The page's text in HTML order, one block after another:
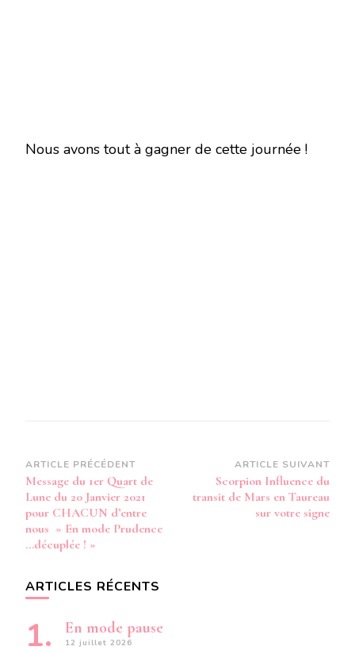
Nous avons tout à gagner de cette journée !
Navigation
d’article
ARTICLE PRÉCÉDENT
Message du 1er Quart de
Lune du 20 Janvier 2021
pour CHACUN d’entre
nous » En mode Prudence
…décuplée ! »
ARTICLE SUIVANT
Scorpion Influence du
transit de Mars en Taureau
sur votre signe
ARTICLES RÉCENTS
En mode pause
12 juillet 2026